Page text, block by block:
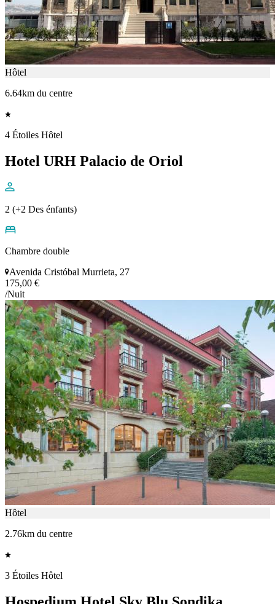
Hôtel
6.64km du centre
4 Étoiles Hôtel
Hotel URH Palacio de Oriol
2 (+2 Des énfants)
Chambre double
Avenida Cristóbal Murrieta, 27
175,00 €
/Nuit
Hôtel
2.76km du centre
3 Étoiles Hôtel